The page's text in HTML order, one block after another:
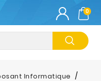
0
Informatique